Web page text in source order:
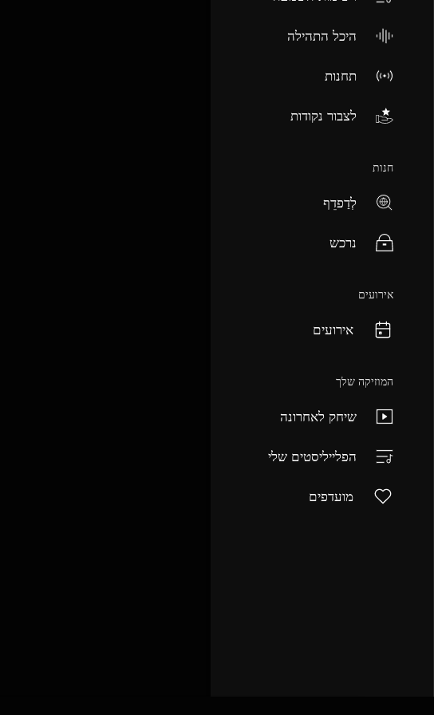
היכל התהילה
תחנות
לצבור נקודות
חנות
לְדַפדֵף
נרכש
אירועים
אירועים
המוזיקה שלך
שיחק לאחרונה
הפלייליסטים שלי
מועדפים